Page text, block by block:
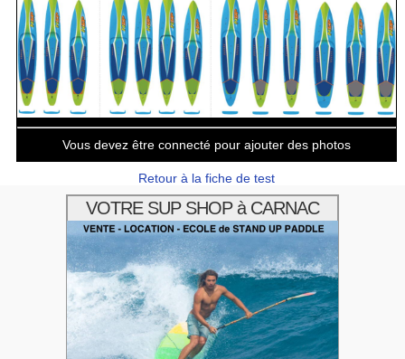
Vous devez être connecté pour ajouter des photos
Retour à la fiche de test
VOTRE SUP SHOP à CARNAC